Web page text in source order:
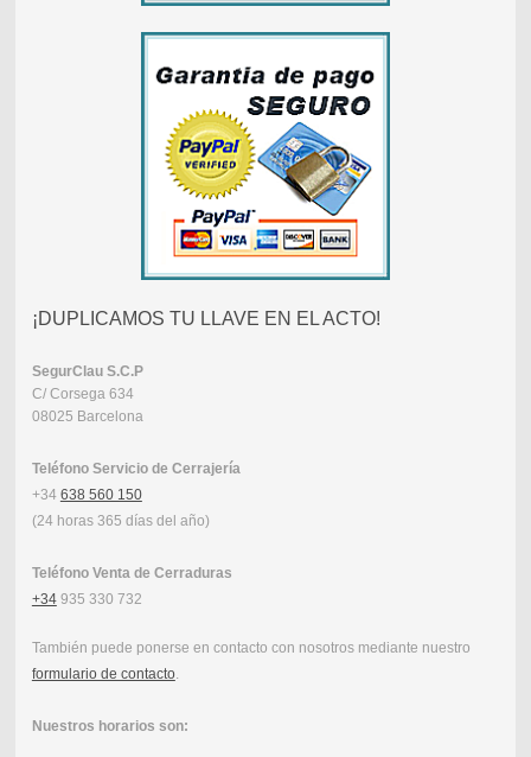
¡DUPLICAMOS TU LLAVE EN EL ACTO!
SegurClau S.C.P
C/ Corsega 634
08025 Barcelona
Teléfono Servicio de Cerrajería
+34 638 560 150
(24 horas 365 días del año)
Teléfono Venta de Cerraduras
+34935 330 732
También puede ponerse en contacto con nosotros mediante nuestro
formulario de contacto.
Nuestros horarios son: